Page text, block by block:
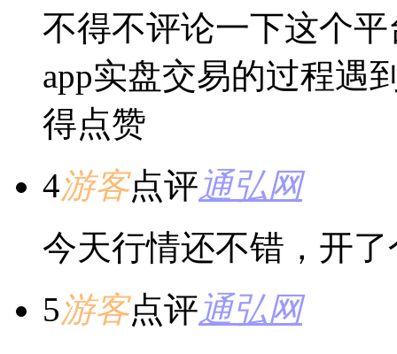
不得不评论一下这个
app实盘交易的过程遇
得点赞
4游客点评通弘网
今天行情还不错，开
5游客点评通弘网